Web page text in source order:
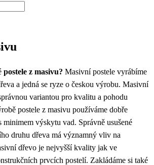
postele z masivu? Masivní postele vyrábíme
a jedná se ryze o českou výrobu. Masivní
variantou pro kvalitu a pohodu
postele z masivu používáme dobře
minimem výskytu vad. Správně usušené
druhu dřeva má významný vliv na
dřevo je nejvyšší kvality jak ve
prvcích postelí. Zakládáme si také